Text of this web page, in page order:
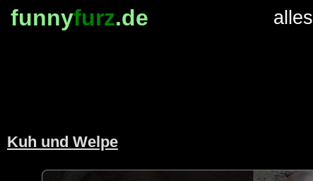
funnyfurz.de alles
Kuh und Welpe